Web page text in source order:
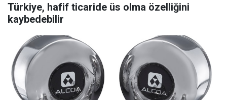
Türkiye, hafif ticaride üs olma özelliğini
kaybedebilir